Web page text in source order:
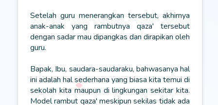
Setelah guru menerangkan tersebut, akhirnya
anak-anak yang rambutnya qaza' tersebut
dengan sadar mau dipangkas dan dirapikan oleh
guru.
Bapak, Ibu, saudara-saudaraku, bahwasanya hal
ini adalah hal sederhana yang biasa kita temui di
sekolah kita maupun di lingkungan sekitar kita.
Model rambut qaza' meskipun sekilas tidak ada